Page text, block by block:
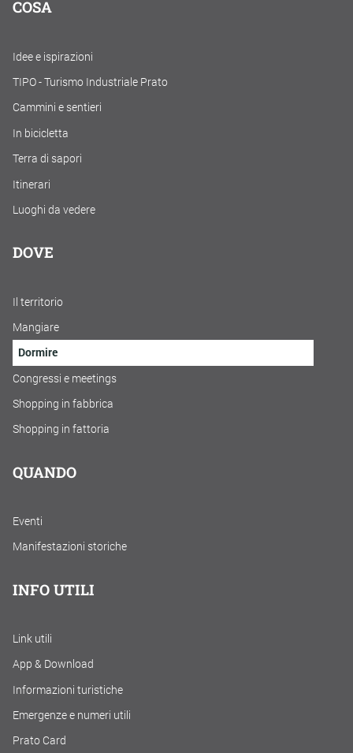
COSA
Idee e ispirazioni
TIPO - Turismo Industriale Prato
Cammini e sentieri
In bicicletta
Terra di sapori
Itinerari
Luoghi da vedere
DOVE
Il territorio
Mangiare
Dormire
Congressi e meetings
Shopping in fabbrica
Shopping in fattoria
QUANDO
Eventi
Manifestazioni storiche
INFO UTILI
Link utili
App & Download
Informazioni turistiche
Emergenze e numeri utili
Prato Card